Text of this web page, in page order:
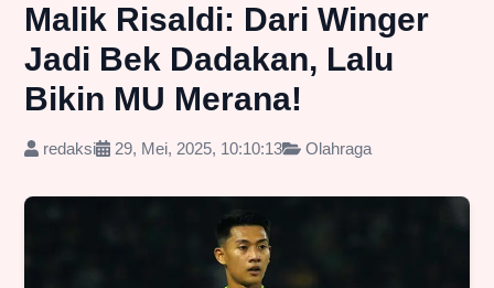
Malik Risaldi: Dari Winger
Jadi Bek Dadakan, Lalu
Bikin MU Merana!
redaksi 29, Mei, 2025, 10:10:13 Olahraga